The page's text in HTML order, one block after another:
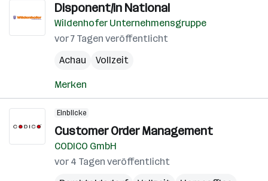
Disponent/in National
Wildenhofer Unternehmensgruppe
vor 7 Tagen veröffentlicht
Achau
Vollzeit
Merken
Einblicke
Customer Order Management
CODICO GmbH
vor 4 Tagen veröffentlicht